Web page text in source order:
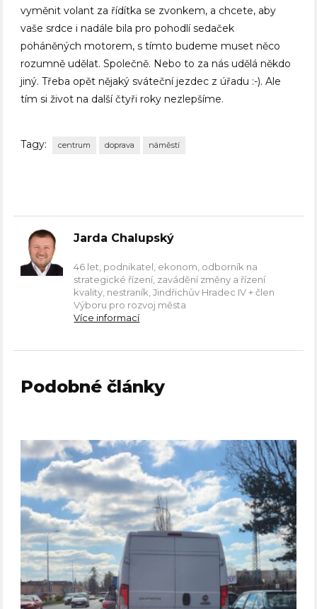
vyměnit volant za řídítka se zvonkem, a chcete, aby
vaše srdce i nadále bila pro pohodlí sedaček
poháněných motorem, s tímto budeme muset něco
rozumně udělat. Společně. Nebo to za nás udělá někdo
jiný. Třeba opět nějaký sváteční jezdec z úřadu :-). Ale
tím si život na další čtyři roky nezlepšíme.
Tagy: centrum doprava náměstí
Jarda Chalupský
46 let, podnikatel, ekonom, odborník na
strategické řízení, zavádění změny a řízení
kvality, nestraník, Jindřichův Hradec IV + člen
Výboru pro rozvoj města
Více informací
Podobné články